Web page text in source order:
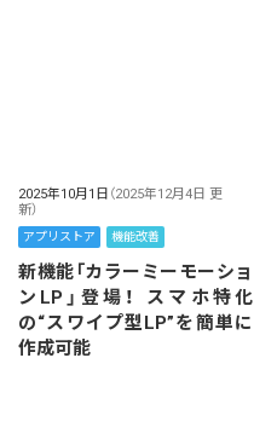
2025年10月1日 （2025年12月4日 更
新）
アプリストア 機能改善
新機能「カラーミーモーショ
ンLP」登場！ スマホ特化
の“スワイプ型LP”を簡単に
作成可能